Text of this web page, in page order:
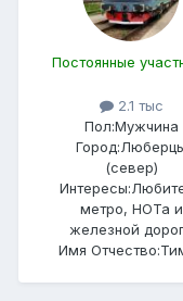
Постоянные
2.1 тыс
Пол:Мужчина
Город:
(север)
Интересы:
метро, НОТа и
железной
Имя Отчество: